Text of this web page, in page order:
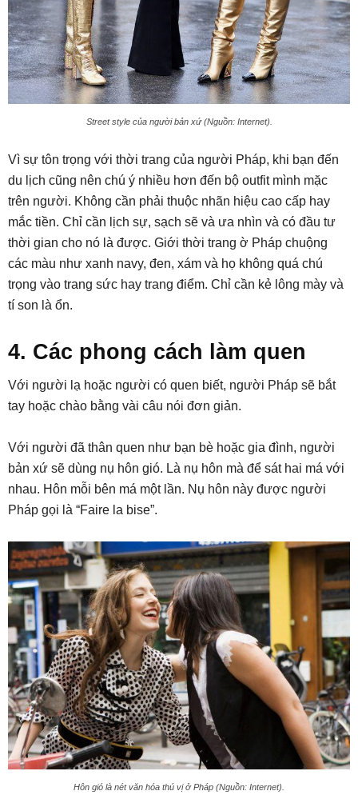
Street style của người bản xứ (Nguồn: Internet).
Vì sự tôn trọng với thời trang của người Pháp, khi bạn đến
du lịch cũng nên chú ý nhiều hơn đến bộ outfit mình mặc
trên người. Không cần phải thuộc nhãn hiệu cao cấp hay
mắc tiền. Chỉ cần lịch sự, sạch sẽ và ưa nhìn và có đầu tư
thời gian cho nó là được. Giới thời trang ờ Pháp chuộng
các màu như xanh navy, đen, xám và họ không quá chú
trọng vào trang sức hay trang điểm. Chỉ cần kẻ lông mày và
tí son là ổn.
4. Các phong cách làm quen
Với người lạ hoặc người có quen biết, người Pháp sẽ bắt
tay hoặc chào bằng vài câu nói đơn giản.
Với người đã thân quen như bạn bè hoặc gia đình, người
bản xứ sẽ dùng nụ hôn gió. Là nụ hôn mà để sát hai má với
nhau. Hôn mỗi bên má một lần. Nụ hôn này được người
Pháp gọi là “Faire la bise”.
Hôn gió là nét văn hóa thú vị ở Pháp (Nguồn: Internet).